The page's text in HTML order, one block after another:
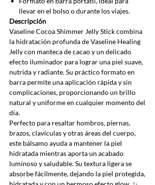
llevar en el bolso o durante los viajes.
Descripción
Vaseline Cocoa Shimmer Jelly Stick combina
la hidratación profunda de Vaseline Healing
Jelly con manteca de cacao y un delicado
efecto iluminador para lograr una piel suave,
nutrida y radiante. Su práctico formato en
barra permite una aplicación rápida y sin
complicaciones, proporcionando un brillo
natural y uniforme en cualquier momento del
día.
Perfecto para resaltar hombros, piernas,
brazos, clavículas y otras áreas del cuerpo,
este bálsamo ayuda a mantener la piel
hidratada mientras aporta un acabado
luminoso y saludable. Su textura ligera se
absorbe fácilmente, dejando la piel protegida,